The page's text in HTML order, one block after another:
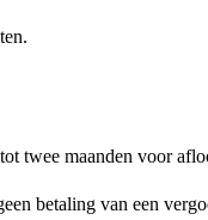
twee maanden voor
betaling van een